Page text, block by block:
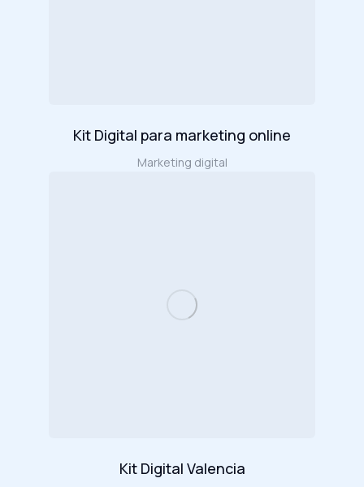
Kit Digital para marketing online
Marketing digital
Kit Digital Valencia